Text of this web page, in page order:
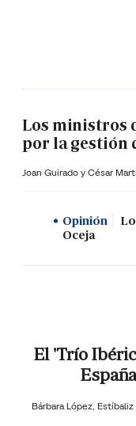
Los ministros
por la gestión
Joan Guirado y César
Opinión
Oceja
El 'Trío
Bárbara López, Estíbaliz